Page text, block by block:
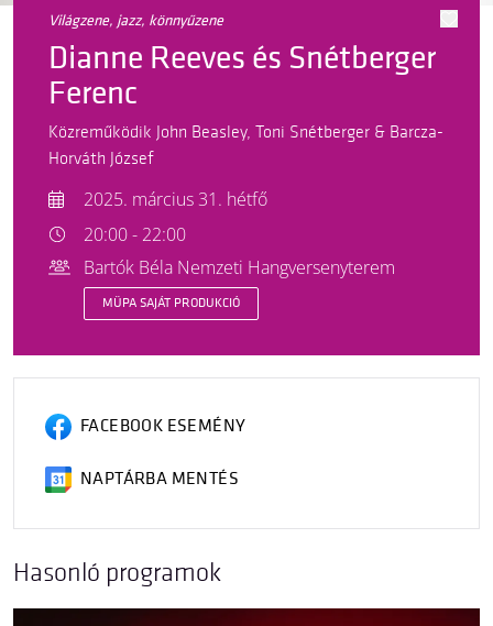
világzene, jazz, könnyűzene
Dianne Reeves és Snétberger
Ferenc
Közreműködik John Beasley, Toni Snétberger & Barcza-
Horváth József
2025. március 31. hétfő
20:00 - 22:00
Bartók Béla Nemzeti Hangversenyterem
MÜPA SAJÁT PRODUKCIÓ
FACEBOOK ESEMÉNY
NAPTÁRBA MENTÉS
Hasonló programok